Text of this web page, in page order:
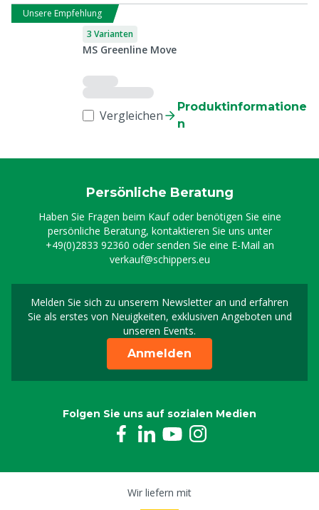
Unsere Empfehlung
3 Varianten
MS Greenline Move
Vergleichen
Produktinformatione
n
Persönliche Beratung
Haben Sie Fragen beim Kauf oder benötigen Sie eine
persönliche Beratung, kontaktieren Sie uns unter
+49(0)2833 92360 oder senden Sie eine E-Mail an
verkauf@schippers.eu
Melden Sie sich zu unserem Newsletter an und erfahren
Sie als erstes von Neuigkeiten, exklusiven Angeboten und
unseren Events.
Melden Sie sich für
Anmelden
Folgen Sie uns auf sozialen Medien
Wir liefern mit